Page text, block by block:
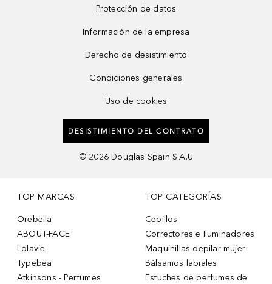
Protección de datos
Información de la empresa
Derecho de desistimiento
Condiciones generales
Uso de cookies
DESISTIMIENTO DEL CONTRATO
© 2026 Douglas Spain S.A.U
TOP MARCAS
Orebella
ABOUT-FACE
Lolavie
Typebea
Atkinsons - Perfumes
TOP CATEGORÍAS
Cepillos
Correctores e Iluminadores
Maquinillas depilar mujer
Bálsamos labiales
Estuches de perfumes de